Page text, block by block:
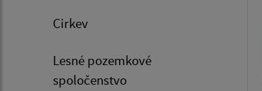
Cirkev
Lesné pozemkové
spoločenstvo